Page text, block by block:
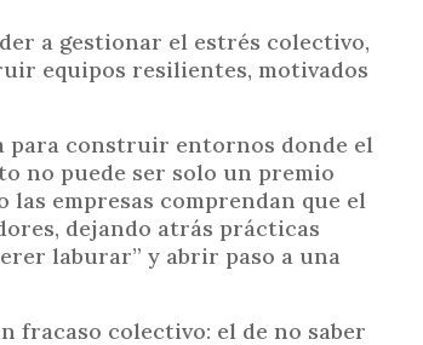
a gestionar el estrés colectivo,
equipos resilientes, motivados
para construir entornos donde el
no puede ser solo un premio
empresas comprendan que el
dejando atrás prácticas
laburar” y abrir paso a una
fracaso colectivo: el de no saber